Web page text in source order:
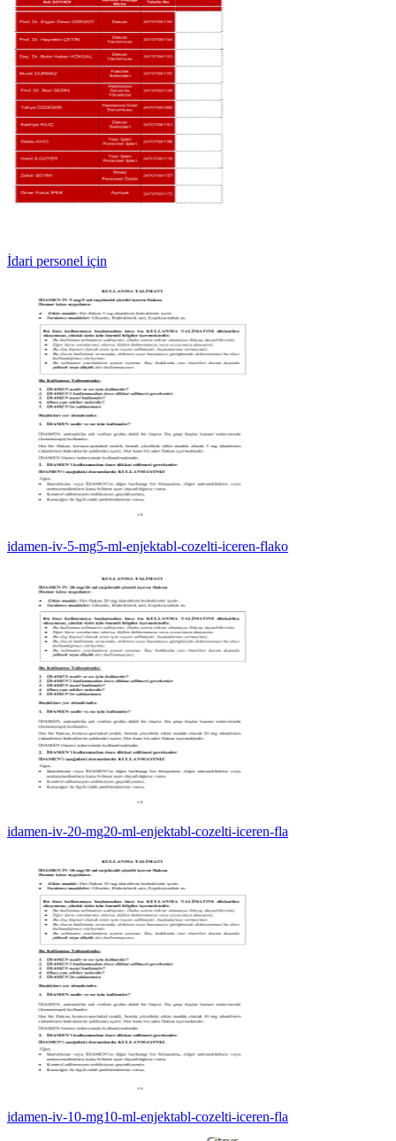
İdari personel için
idamen-iv-5-mg5-ml-enjektabl-cozelti-iceren-flako
idamen-iv-20-mg20-ml-enjektabl-cozelti-iceren-fla
idamen-iv-10-mg10-ml-enjektabl-cozelti-iceren-fla